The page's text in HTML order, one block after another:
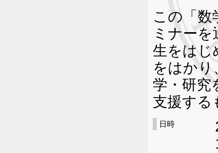
この「数
ミナー
生をはじ
をはかり
学・研究
支援する
日時